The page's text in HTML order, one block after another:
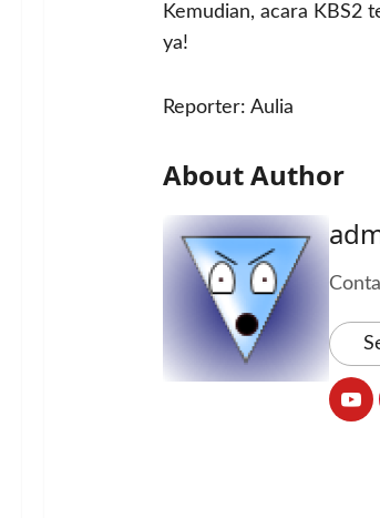
Kemudian, acara KBS2
ya!
Reporter: Aulia
About Author